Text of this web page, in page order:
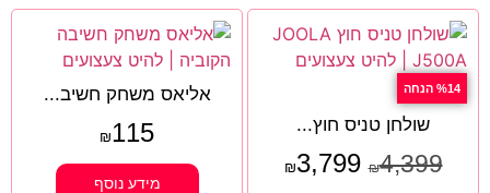
%14 הנחה
שולחן טניס חוץ...
₪4,399
₪3,799
אליאס משחק חשיב...
₪115
מידע נוסף